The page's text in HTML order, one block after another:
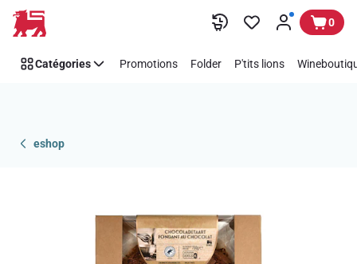
Passer 0
Catégories Promotions Folder P'tits lions
eshop